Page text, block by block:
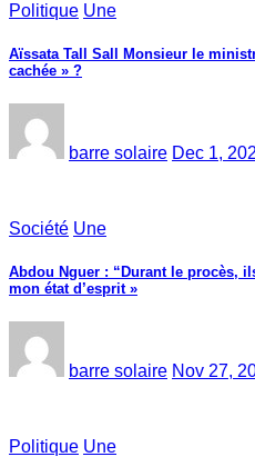
Politique Une
Aïssata Tall Sall Monsieur le
cachée » ?
barre solaire Dec 1,
Société Une
Abdou Nguer : “Durant le procès,
mon état d’esprit »
barre solaire Nov 27,
Politique Une